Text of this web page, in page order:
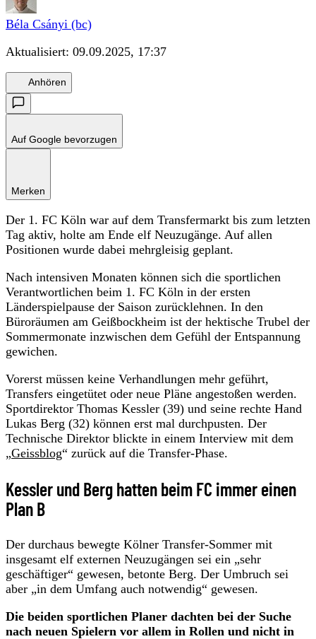
Béla Csányi (bc)
Aktualisiert: 09.09.2025, 17:37
Anhören
Auf Google bevorzugen
Merken
Der 1. FC Köln war auf dem Transfermarkt bis zum letzten
Tag aktiv, holte am Ende elf Neuzugänge. Auf allen
Positionen wurde dabei mehrgleisig geplant.
Nach intensiven Monaten können sich die sportlichen
Verantwortlichen beim 1. FC Köln in der ersten
Länderspielpause der Saison zurücklehnen. In den
Büroräumen am Geißbockheim ist der hektische Trubel der
Sommermonate inzwischen dem Gefühl der Entspannung
gewichen.
Vorerst müssen keine Verhandlungen mehr geführt,
Transfers eingetütet oder neue Pläne angestoßen werden.
Sportdirektor Thomas Kessler (39) und seine rechte Hand
Lukas Berg (32) können erst mal durchpusten. Der
Technische Direktor blickte in einem Interview mit dem
„Geissblog“ zurück auf die Transfer-Phase.
Kessler und Berg hatten beim FC immer einen
Plan B
Der durchaus bewegte Kölner Transfer-Sommer mit
insgesamt elf externen Neuzugängen sei ein „sehr
geschäftiger“ gewesen, betonte Berg. Der Umbruch sei
aber „in dem Umfang auch notwendig“ gewesen.
Die beiden sportlichen Planer dachten bei der Suche
nach neuen Spielern vor allem in Rollen und nicht in